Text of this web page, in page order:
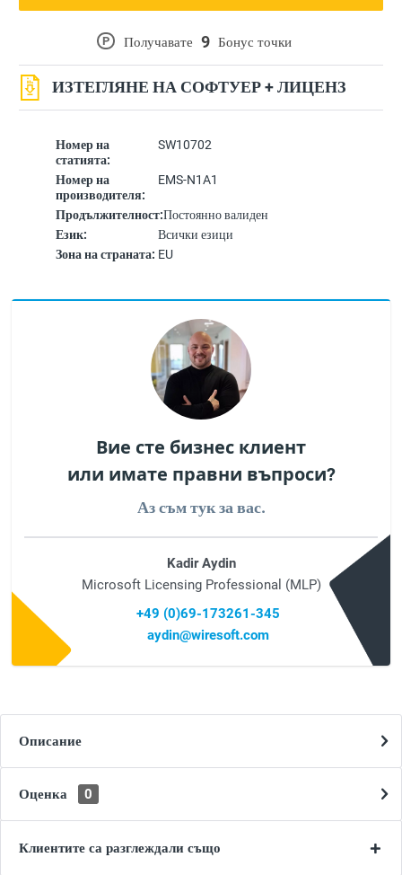
Номер на
статията:
SW10702
Номер на
производителя:
EMS-N1A1
Продължителност:Постоянно валиден
Език:
Всички езици
Зона на страната: EU
P Получавате 9 Бонус точки
ИЗТЕГЛЯНЕ НА СОФТУЕР + ЛИЦЕНЗ
Вие сте бизнес клиент
или имате правни въпроси?
Аз съм тук за вас.
Kadir Aydin
Microsoft Licensing Professional (MLP)
+49 (0)69-173261-345
aydin@wiresoft.com
Описание
Оценка 0
Клиентите са разглеждали също